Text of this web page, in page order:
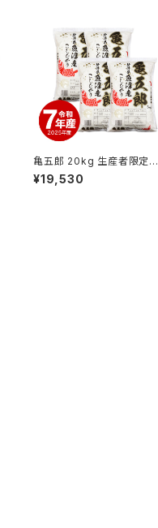
亀五郎 20kg 生産者限定米
魚沼産コシヒカリ 令和7年産
¥19,530